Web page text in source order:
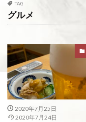
TAG
グルメ
2020年7月25日
2020年7月24日